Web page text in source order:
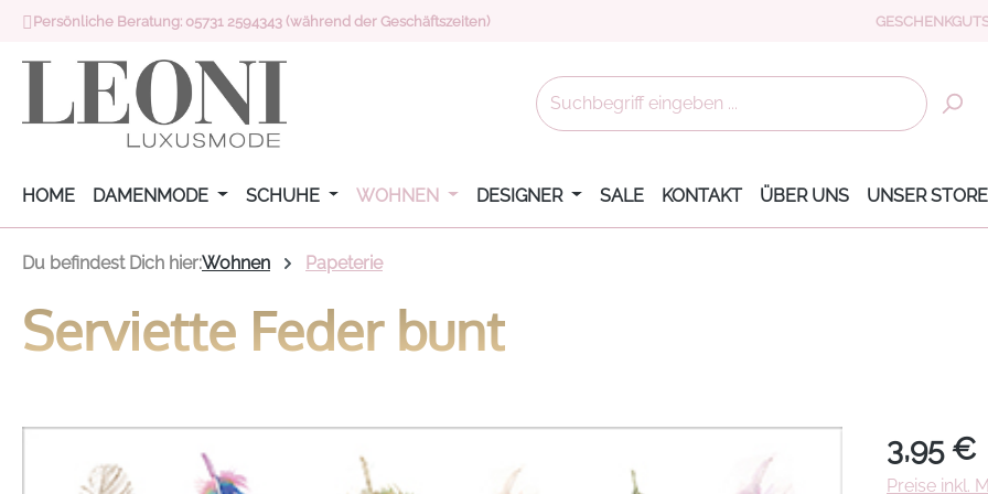
Hauptinhalt springen
Zur Suche springen
Zur Hauptnavigation springen
Persönliche Beratung: 05731 2594343 (während der Geschäftszeiten)
HOME DAMENMODE SCHUHE WOHNEN DESIGNER SALE KONTAKT ÜBER UNS UNSER STORE
Du befindest Dich hier:Wohnen Papeterie
Serviette Feder bunt
Regulärer
3,95 €
Preise inkl.